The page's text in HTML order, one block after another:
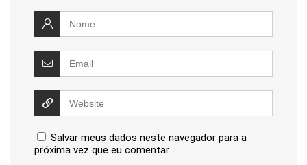
Salvar meus dados neste navegador para a
próxima vez que eu comentar.